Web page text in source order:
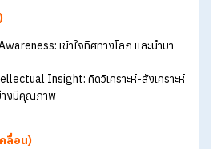
ญว่า “เราจะสร้างผู้นำที่สามารถสร้างความ
รพัฒนาผู้นำ